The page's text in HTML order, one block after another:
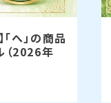
へ」の商品
（2026年